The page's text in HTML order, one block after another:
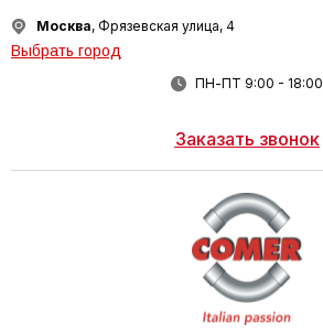
Москва, Фрязевская улица, 4
Выбрать город
ПН-ПТ 9:00 - 18:00
Заказать звонок